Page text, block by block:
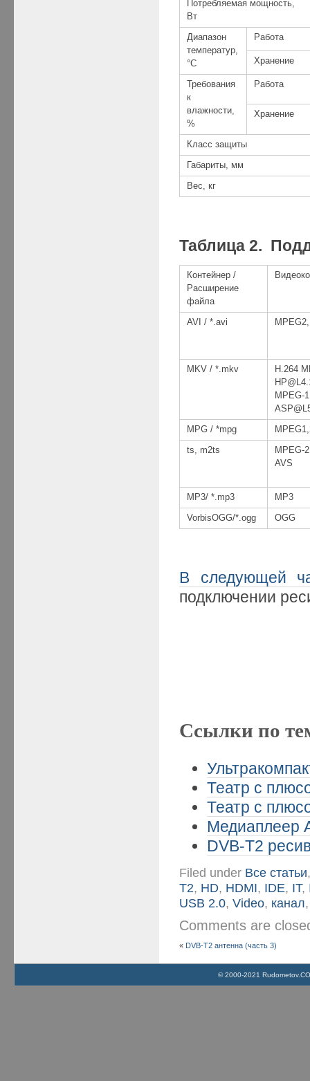
Потребляемая мощность,
Вт
Диапазон
температур,
°С
Работа
Хранение
Требования
к
влажности,
%
Работа
Хранение
Класс защиты
Габариты, мм
Вес, кг
Таблица 2.
Контейнер /
Расширение
файла
AVI / *.avi
MKV / *.mkv
H.264
MPEG-
MPG / *mpg
ts, m2ts
MPEG-
AVS
MP3/ *.mp3 MP3
VorbisOGG/*.ogg OGG
В следующей
подключении
Ссылки по
Театр с
Театр с
Медиаплеер
DVB-T2
Filed under Все статьи
T2, HD, HDMI, IDE, IT,
USB 2.0,Video, канал
Comments are
« DVB-T2 антенна (часть 3)
© 2000-2021